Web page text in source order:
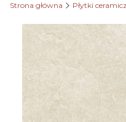
Strona główna Płytki